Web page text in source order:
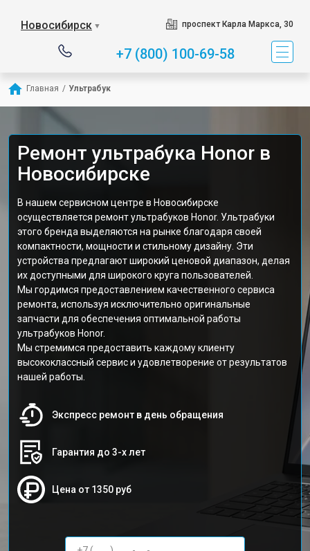
Новосибирск ▼ проспект Карла Маркса, 30
+7 (800) 100-69-58
Главная / Ультрабук
Ремонт ультрабука Honor в
Новосибирске
В нашем сервисном центре в Новосибирске
осуществляется ремонт ультрабуков Honor. Ультрабуки
этого бренда выделяются на рынке благодаря своей
компактности, мощности и стильному дизайну. Эти
устройства предлагают широкий ценовой диапазон, делая
их доступными для широкого круга пользователей.
Мы гордимся предоставлением качественного сервиса
ремонта, используя исключительно оригинальные
запчасти для обеспечения оптимальной работы
ультрабуков Honor.
Мы стремимся предоставить каждому клиенту
высококлассный сервис и удовлетворение от результатов
нашей работы.
Экспресс ремонт в день обращения
Гарантия до 3-х лет
Цена от 1350 руб